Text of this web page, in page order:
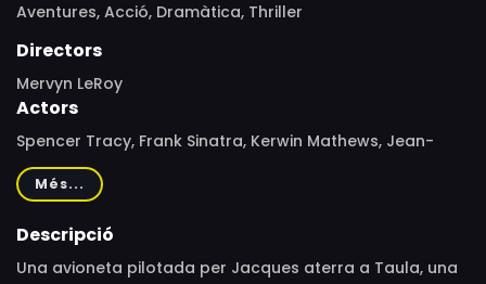
Aventures, Acció, Dramàtica, Thriller
Directors
Mervyn LeRoy
Actors
Spencer Tracy, Frank Sinatra, Kerwin Mathews, Jean-
Pierre Aumont, Grégoire Aslan, Alexander Scourby,
BarBara Luna, Bernie Hamilton, Cathy Lewis, Martin
Brandt
Més...
Descripció
Una avioneta pilotada per Jacques aterra a Taula, una